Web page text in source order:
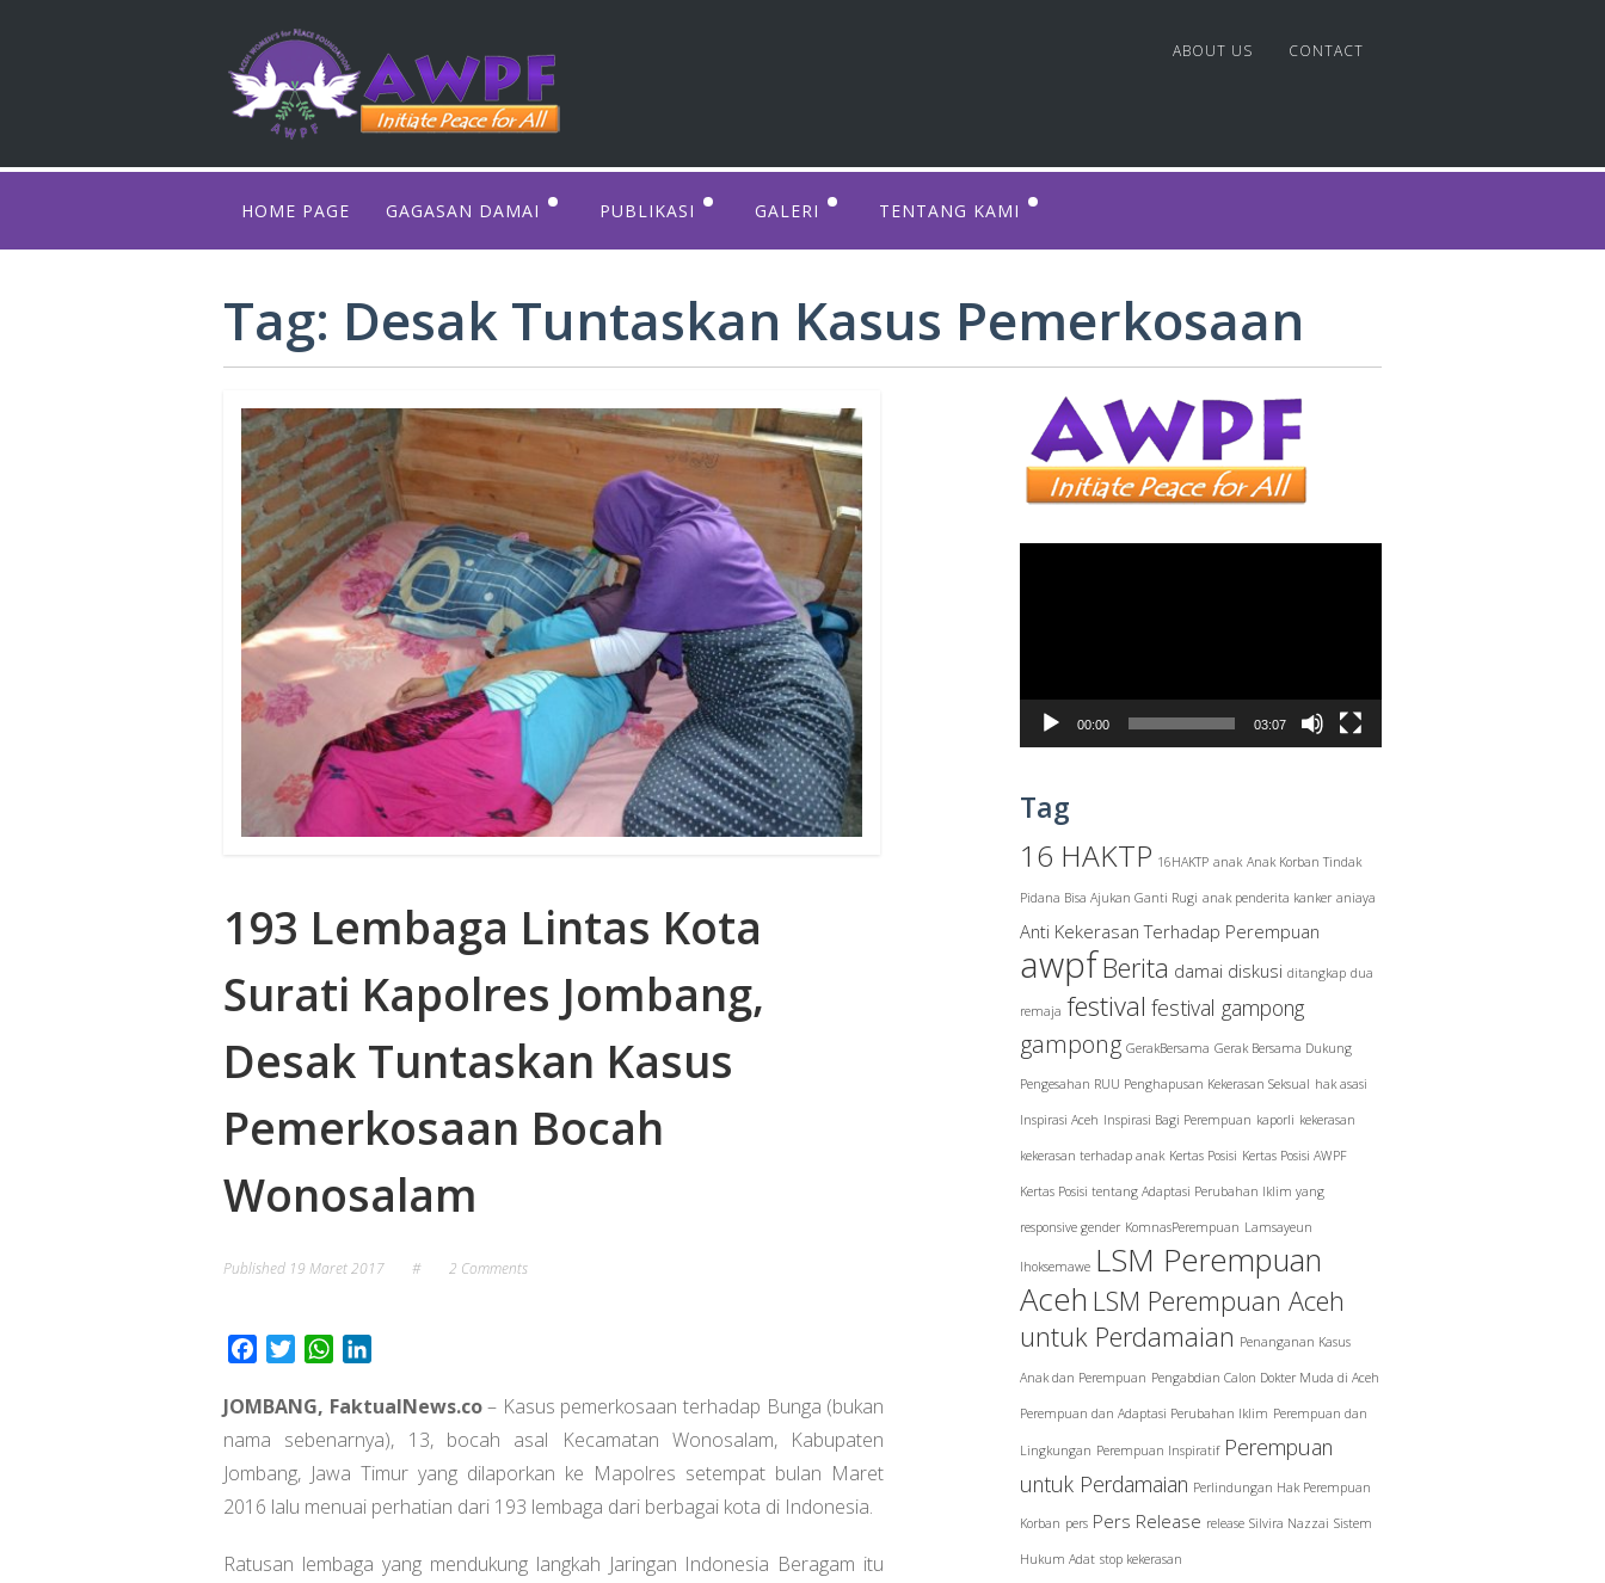
ABOUT US CONTACT
HOME PAGE GAGASAN DAMAI
WOMEN’S RESOURCES
WOMEN’S INITIATIVE
PUBLIKASI GALERI
FOTO
TENTANG KAMI
PENGURUS & TIM KAMI
ISU PRIORITAS KAMI
LAPORAN KEGIATAN
LAPORAN KEUANGAN
Tag: Desak Tuntaskan Kasus Pemerkosaan
193 Lembaga Lintas Kota
Surati Kapolres Jombang,
Desak Tuntaskan Kasus
Pemerkosaan Bocah
Wonosalam
Published 19 Maret 2017 # 2 Comments
FacebookTwitterWhatsApp
JOMBANG, FaktualNews.co– Kasus pemerkosaan terhadap Bunga (bukan
nama sebenarnya), 13, bocah asal Kecamatan Wonosalam, Kabupaten
Jombang, Jawa Timur yang dilaporkan ke Mapolres setempat bulan Maret
2016 lalu menuai perhatian dari 193 lembaga dari berbagai kota di Indonesia.
Ratusan lembaga yang mendukung langkah Jaringan Indonesia Beragam itu
00:00 03:07
Tag
16 HAKTP 16HAKTP anak Anak Korban Tindak
Pidana Bisa Ajukan Ganti Rugi anak penderita kanker aniaya
Anti Kekerasan Terhadap Perempuan
awpfBerita damai diskusi ditangkap dua
remaja festival festival gampong
gampong GerakBersama Gerak Bersama Dukung
Pengesahan RUU Penghapusan Kekerasan Seksual hak asasi
Inspirasi Aceh Inspirasi Bagi Perempuan kaporli kekerasan
kekerasan terhadap anak Kertas Posisi Kertas Posisi AWPF
Kertas Posisi tentang Adaptasi Perubahan Iklim yang
responsive gender KomnasPerempuan Lamsayeun
lhoksemawe LSM Perempuan
Aceh LSM Perempuan Aceh
untuk Perdamaian Penanganan Kasus
Anak dan Perempuan Pengabdian Calon Dokter Muda di Aceh
Perempuan dan Adaptasi Perubahan Iklim Perempuan dan
Lingkungan Perempuan Inspiratif Perempuan
untuk Perdamaian Perlindungan Hak Perempuan
Korban pers Pers Release release Silvira Nazzai Sistem
Hukum Adat stop kekerasan